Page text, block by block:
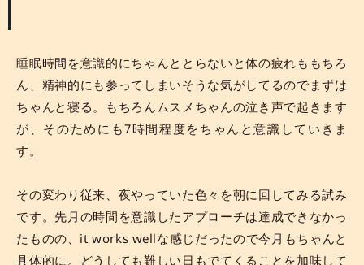
睡眠時間を意識的にちゃんととらないと体の疲れももちろ
ん、精神的にも参ってしまいそうな気がしてるのでまずは
ちゃんと寝る。もちろんムスメちゃんの泣き声で起きます
が、そのためにも7時間程度をちゃんと意識していきま
す。
その変わり従来、夜やっていた色々を朝に回してみる試み
です。先月の時間を意識したアプローチは達成できなかっ
たものの、it works wellな感じだったので今月もちゃんと
具体的に。どうしても難しい日もでてくることを加味して